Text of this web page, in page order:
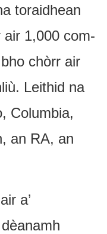
toraidhean
1,000 com-
chòrr air
Leithid na
Columbia,
an RA, an
a’